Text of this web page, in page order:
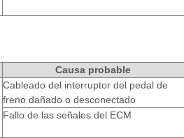
Causa probable
Cableado del interruptor del pedal de
freno dañado o desconectado
Fallo de las señales del ECM